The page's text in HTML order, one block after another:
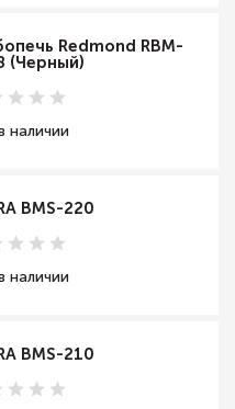
Redmond RBM-
(Черный)
наличии
BMS-220
наличии
BMS-210